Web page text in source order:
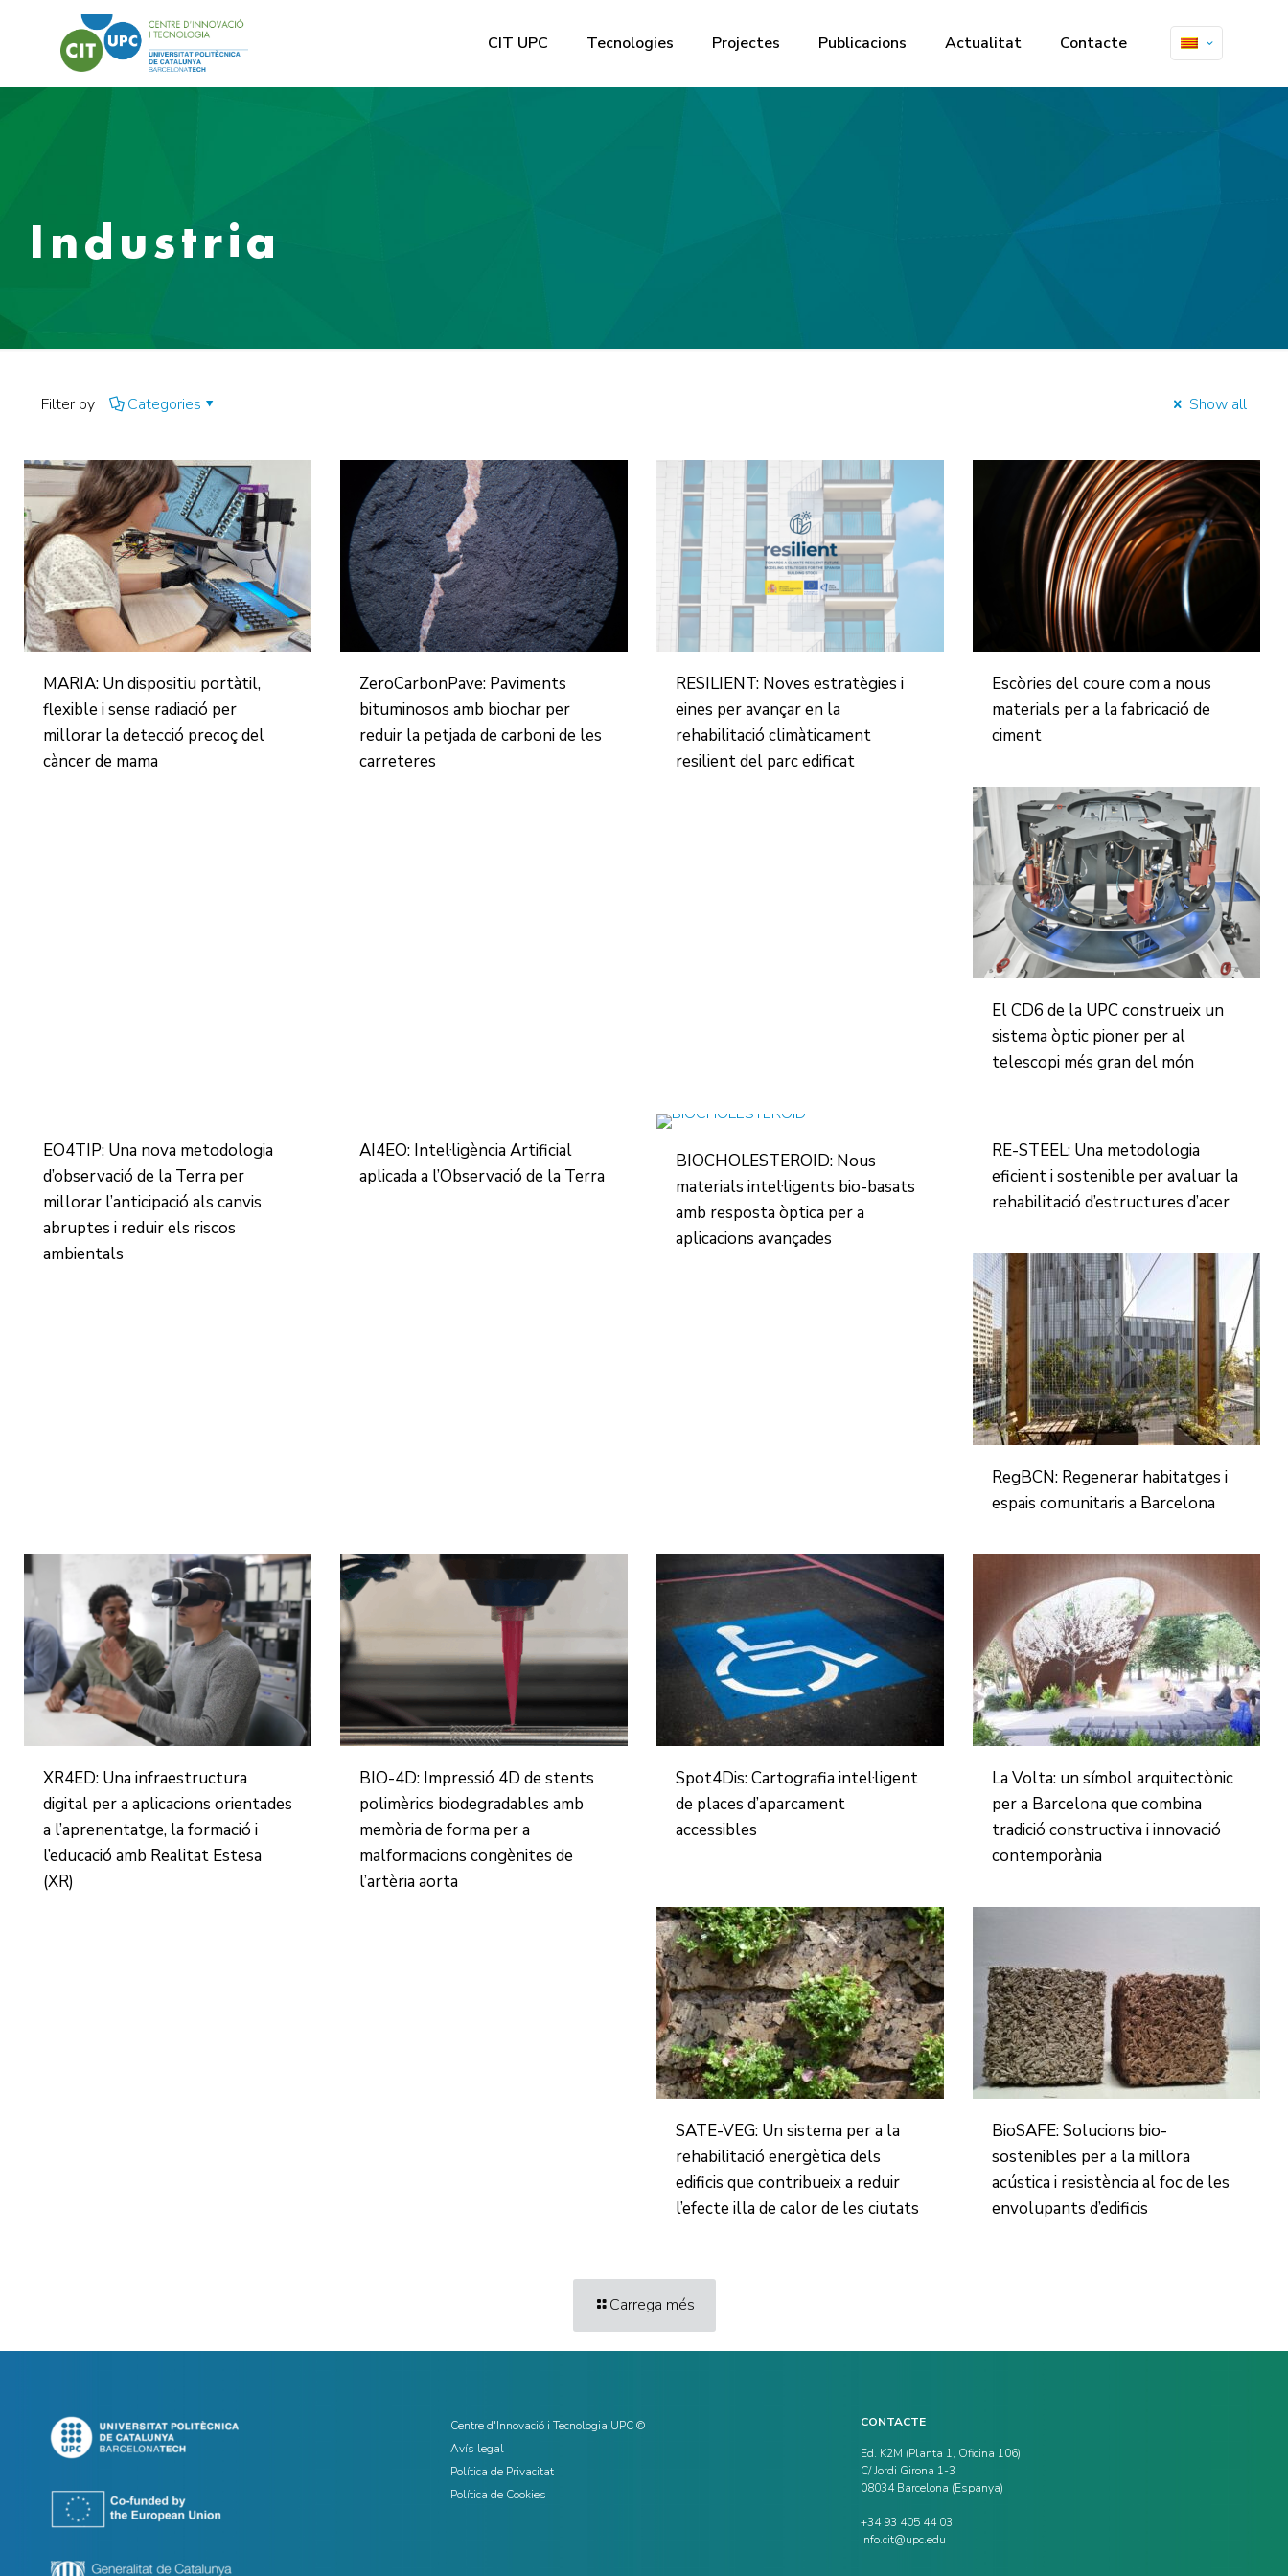
CIT UPC Tecnologies Projectes Publicacions Actualitat Contacte
Industria
Filter by Categories Show all
MARIA: Un dispositiu portàtil,
flexible i sense radiació per
millorar la detecció precoç del
càncer de mama
ZeroCarbonPave: Paviments
bituminosos amb biochar per
reduir la petjada de carboni de les
carreteres
RESILIENT: Noves estratègies i
eines per avançar en la
rehabilitació climàticament
resilient del parc edificat
Escòries del coure com a nous
materials per a la fabricació de
ciment
El CD6 de la UPC construeix un
sistema òptic pioner per al
telescopi més gran del món
EO4TIP: Una nova metodologia
d’observació de la Terra per
millorar l’anticipació als canvis
abruptes i reduir els riscos
ambientals
AI4EO: Intel·ligència Artificial
aplicada a l’Observació de la Terra
BIOCHOLESTEROID: Nous
materials intel·ligents bio-basats
amb resposta òptica per a
aplicacions avançades
RE-STEEL: Una metodologia
eficient i sostenible per avaluar la
rehabilitació d’estructures d’acer
RegBCN: Regenerar habitatges i
espais comunitaris a Barcelona
XR4ED: Una infraestructura
digital per a aplicacions orientades
a l’aprenentatge, la formació i
l’educació amb Realitat Estesa
(XR)
BIO-4D: Impressió 4D de stents
polimèrics biodegradables amb
memòria de forma per a
malformacions congènites de
l’artèria aorta
Spot4Dis: Cartografia intel·ligent
de places d’aparcament
accessibles
La Volta: un símbol arquitectònic
per a Barcelona que combina
tradició constructiva i innovació
contemporània
SATE-VEG: Un sistema per a la
rehabilitació energètica dels
edificis que contribueix a reduir
l’efecte illa de calor de les ciutats
BioSAFE: Solucions bio-
sostenibles per a la millora
acústica i resistència al foc de les
envolupants d’edificis
Carrega més
Centre d'Innovació i Tecnologia UPC ©
Avís legal
Política de Privacitat
Política de Cookies
CONTACTE
Ed. K2M (Planta 1, Oficina 106)
C/ Jordi Girona 1-3
08034 Barcelona (Espanya)
+34 93 405 44 03
info.cit@upc.edu